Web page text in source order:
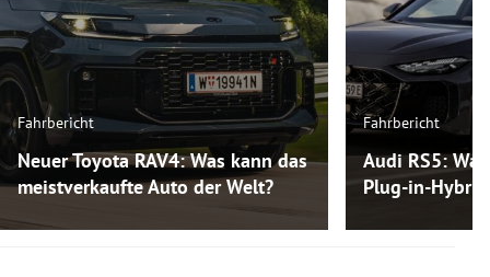
Fahrbericht
Neuer Toyota RAV4: Was kann das
meistverkaufte Auto der Welt?
Fahrbericht
Audi RS5:
Plug-in-